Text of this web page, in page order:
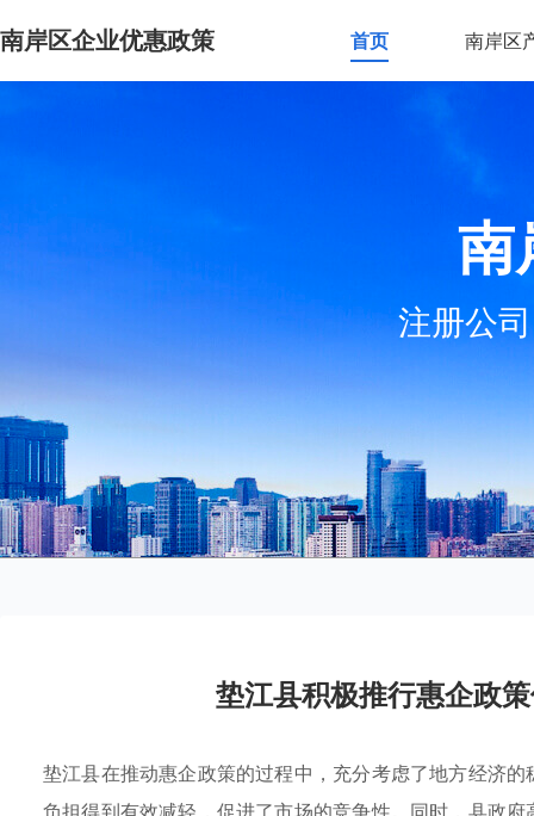
南岸区企业优惠政策 首页 南岸区
南
注册公
垫江县积极推行惠企政
垫江县在推动惠企政策的过程中，充分考虑了地方经济